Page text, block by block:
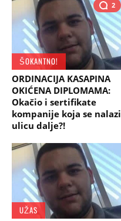
2
ŠOKANTNO!
ORDINACIJA KASAPINA
OKIĆENA DIPLOMAMA:
Okačio i sertifikate
kompanije koja se nalazi
ulicu dalje?!
UŽAS